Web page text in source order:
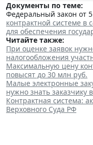
Документы по теме:
Федеральный закон от
контрактной системе в
для обеспечения
Читайте также:
При оценке заявок
налогообложения
Максимальную цену
повысят до 30 млн руб.
Малые электронные
нужно знать заказчику
Контрактная система:
Верховного Суда РФ